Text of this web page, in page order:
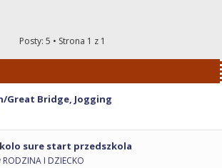
Posty: 5 • Strona 1 z 1
Great Bridge, Jogging
sure start przedszkola
RODZINA I DZIECKO